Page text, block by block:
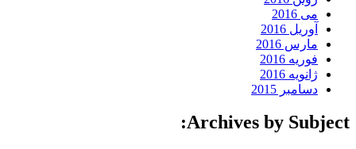
می 2016
آوریل 2016
مارس 2016
فوریه 2016
ژانویه 2016
دسامبر 2015
Archives by Subject: